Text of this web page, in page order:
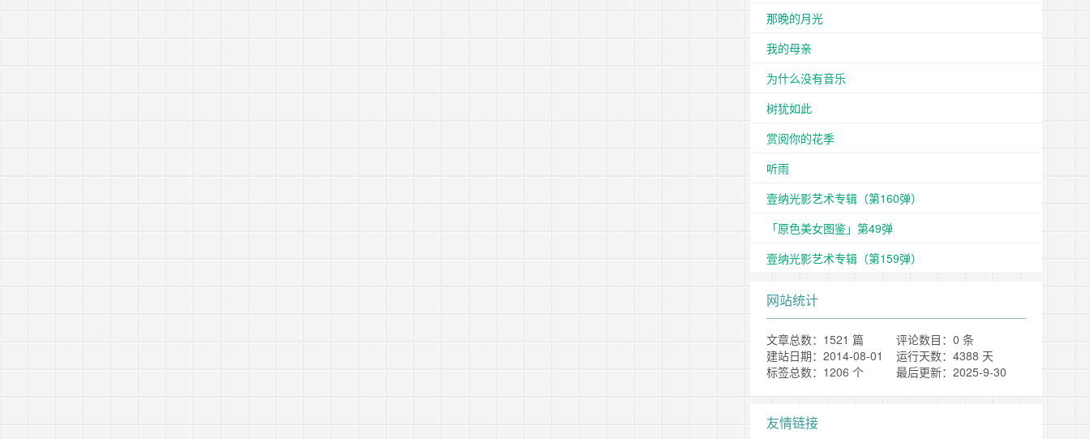
那晚的月光
我的母亲
为什么没有音乐
树犹如此
赏阅你的花季
听雨
壹纳光影艺术专辑（第160弹）
「原色美女图鉴」第49弹
壹纳光影艺术专辑（第159弹）
网站统计
文章总数：1521 篇
评论数目：0 条
建站日期：2014-08-01
运行天数：4388 天
标签总数：1206 个
最后更新：2025-9-30
友情链接